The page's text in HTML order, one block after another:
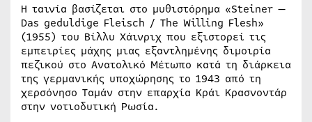
Η ταινία βασίζεται στο μυθιστόρημα «Steiner —
Das geduldige Fleisch / The Willing Flesh»
(1955) του Βίλλυ Χάινριχ που εξιστορεί τις
εμπειρίες μάχης μιας εξαντλημένης διμοιρία
πεζικού στο Ανατολικό Μέτωπο κατά τη διάρκεια
της γερμανικής υποχώρησης το 1943 από τη
χερσόνησο Ταμάν στην επαρχία Κράι Κρασνοντάρ
στην νοτιοδυτική Ρωσία.